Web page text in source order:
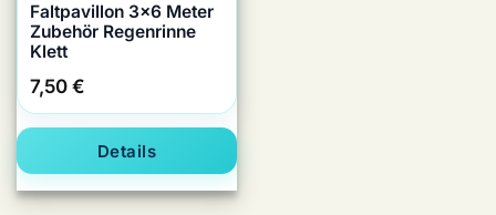
Faltpavillon 3×6 Meter
Zubehör Regenrinne
Klett
7,50 €
Details